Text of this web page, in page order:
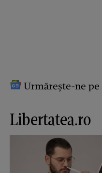
Urmărește-ne pe
Libertatea.ro